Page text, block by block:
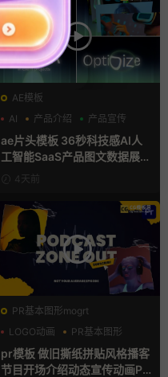
AE模板
AI
产品介绍 产品宣传
ae片头模板 36秒科技感AI人
工智能SaaS产品图文数据展示
宣传视频AE模板
4天前
PR基本图形mogrt
LOGO动画
PR基本图形
复古风
pr模板 做旧撕纸拼贴风格播客
节目开场介绍动态宣传动画PR